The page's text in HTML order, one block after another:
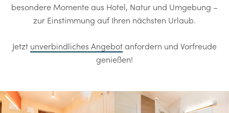
besondere Momente aus Hotel, Natur und Umgebung –
zur Einstimmung auf Ihren nächsten Urlaub.
Jetzt unverbindliches Angebotanfordern und Vorfreude
genießen!